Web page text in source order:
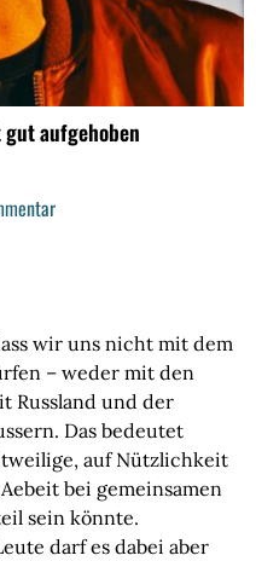
aufgehoben
wir uns nicht mit dem
– weder mit den
Russland und der
Das bedeutet
auf Nützlichkeit
bei gemeinsamen
sein könnte.
darf es dabei aber